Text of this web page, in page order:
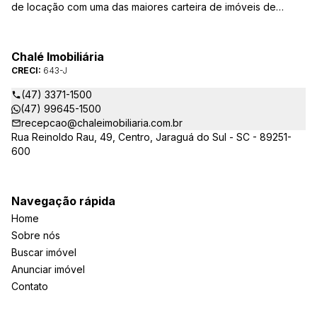
de locação com uma das maiores carteira de imóveis de
Arte Imóveis. E também reavaliamos a nossa Missão, Visão e
Valores.
Chalé Imobiliária
CRECI: 643-J
(47) 3371-1500
(47) 99645-1500
recepcao@chaleimobiliaria.com.br
Rua Reinoldo Rau, 49, Centro, Jaraguá do Sul - SC - 89251-
600
Navegação rápida
Home
Sobre nós
Buscar imóvel
Anunciar imóvel
Contato